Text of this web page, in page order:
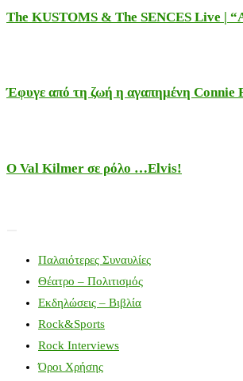
The KUSTOMS & The SENCES Live |
Έφυγε από τη ζωή η αγαπημένη
Ο Val Kilmer σε ρόλο …Elvis!
Παλαιότερες Συναυλίες
Θέατρο – Πολιτισμός
Εκδηλώσεις – Βιβλία
Rock&Sports
Rock Interviews
Όροι Χρήσης